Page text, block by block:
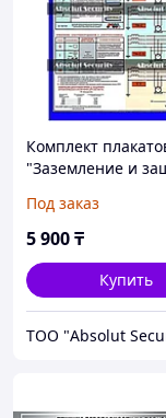
Комплект
"Заземление и
электроустановках
Под заказ
5 900₸
Купить
ТОО "Absolut